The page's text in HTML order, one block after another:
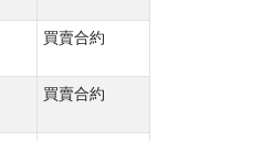
買賣合約
買賣合約